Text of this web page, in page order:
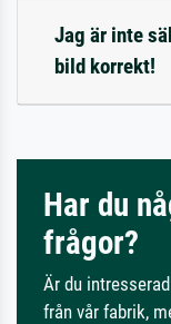
Jag är inte
bild korrekt!
Har du
frågor?
Är du
från vår fabrik,